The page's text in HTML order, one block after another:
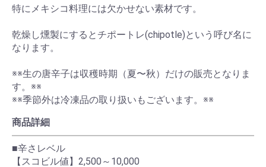
特にメキシコ料理には欠かせない素材です。
乾燥し燻製にするとチポートレ(chipotle)という呼び名に
なります。
※※生の唐辛子は収穫時期（夏〜秋）だけの販売となりま
す。※※
※※季節外は冷凍品の取り扱いもございます。※※
商品詳細
■辛さレベル
【スコビル値】2,500～10,000